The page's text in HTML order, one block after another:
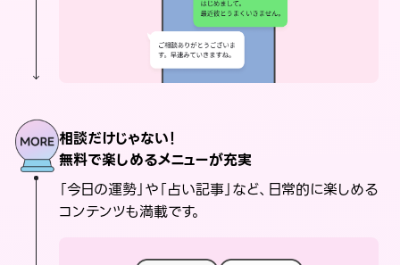
相談だけじゃない！
無料で楽しめるメニューが充実
「今日の運勢」や「占い記事」など、日常的に楽しめる
コンテンツも満載です。